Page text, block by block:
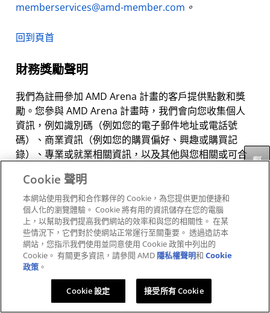
memberservices@amd-member.com 。
回到頁首
財務獎勵聲明
我們為註冊參加 AMD Arena 計畫的客戶提供點數和獎
勵。您參與 AMD Arena 計畫時，我們會向您收集個人
資訊，例如識別碼（例如您的電子郵件地址或電話號
碼）、商業資訊（例如您的購買偏好、興趣或購買記
錄）、專業或就業相關資訊，以及其他與您相關或可合
供給您的優惠或獎勵價值之間有合理的關聯。由於每位
成員運用 AMD Arena 計畫點數和獎勵的程度不同，因
此 AMD Arena 點數和獎勵對於每位成員的價值亦各不
相同。
參加 AMD Arena 計畫需要您事先同意加入，而您有權
隨時撤回同意。您可以依照提供的註冊或參與指示，選
擇加入 AMD Arena 計畫。 如果您希望選擇退出我們的
獎勵計畫，請傳送電子郵件至
memberservices@amd-
反馈
Cookie 聲明
本網站使用我們和合作夥伴的 Cookie，為您提供更加便捷和
個人化的瀏覽體驗。 Cookie 將有用的資訊儲存在您的電腦
上，以幫助我們提高我們網站的效率和與您的相關性。 在某
些情況下，它們對於使網站正常運行至關重要。 透過造訪本
網站，您指示我們使用並同意使用 Cookie 政策中列出的
Cookie。 有關更多資訊，請參閱 AMD 隱私權聲明和Cookie
政策 。
Cookie 設定 接受所有 Cookie